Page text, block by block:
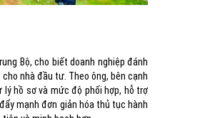
Bộ, cho biết doanh nghiệp đánh
nhà đầu tư. Theo ông, bên cạnh
hồ sơ và mức độ phối hợp, hỗ trợ
mạnh đơn giản hóa thủ tục hành